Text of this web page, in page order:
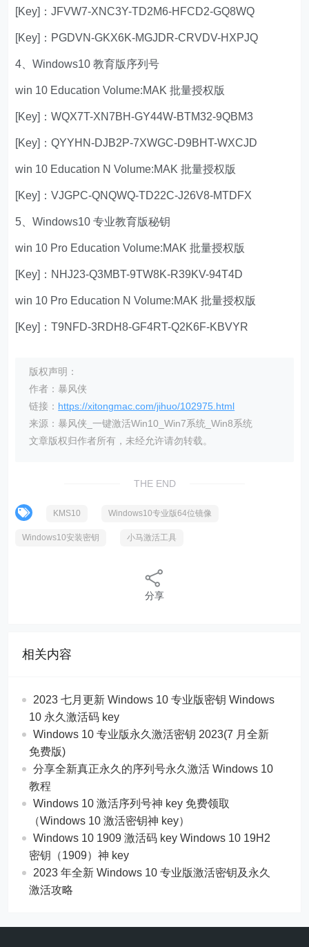
[Key]：JFVW7-XNC3Y-TD2M6-HFCD2-GQ8WQ
[Key]：PGDVN-GKX6K-MGJDR-CRVDV-HXPJQ
4、Windows10 教育版序列号
win 10 Education Volume:MAK 批量授权版
[Key]：WQX7T-XN7BH-GY44W-BTM32-9QBM3
[Key]：QYYHN-DJB2P-7XWGC-D9BHT-WXCJD
win 10 Education N Volume:MAK 批量授权版
[Key]：VJGPC-QNQWQ-TD22C-J26V8-MTDFX
5、Windows10 专业教育版秘钥
win 10 Pro Education Volume:MAK 批量授权版
[Key]：NHJ23-Q3MBT-9TW8K-R39KV-94T4D
win 10 Pro Education N Volume:MAK 批量授权版
[Key]：T9NFD-3RDH8-GF4RT-Q2K6F-KBVYR
版权声明：
作者：暴风侠
链接： https://xitongmac.com/jihuo/102975.html
来源：暴风侠_一键激活Win10_Win7系统_Win8系统
文章版权归作者所有，未经允许请勿转载。
THE END
KMS10 Windows10专业版64位镜像
Windows10安装密钥 小马激活工具
分享
相关内容
2023 七月更新 Windows 10 专业版密钥 Windows
10 永久激活码 key
Windows 10 专业版永久激活密钥 2023(7 月全新
免费版)
分享全新真正永久的序列号永久激活 Windows 10
教程
Windows 10 激活序列号神 key 免费领取
（Windows 10 激活密钥神 key）
Windows 10 1909 激活码 key Windows 10 19H2
密钥（1909）神 key
2023 年全新 Windows 10 专业版激活密钥及永久
激活攻略